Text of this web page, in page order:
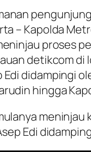
– Kapolda
proses
detikcom di
Edi didampingi
hingga
meninjau
Edi